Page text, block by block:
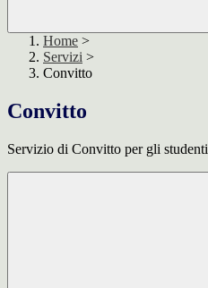
Home >
Servizi >
Convitto
Convitto
Servizio di Convitto per gli studenti